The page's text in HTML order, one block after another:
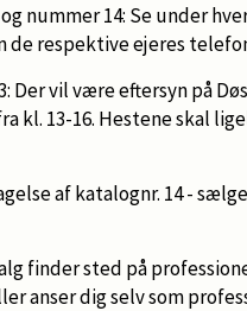
nummer 14: Se under
de respektive ejeres
Der vil være eftersyn på
kl. 13-16. Hestene skal
af katalognr. 14 -
finder sted på
anser dig selv som